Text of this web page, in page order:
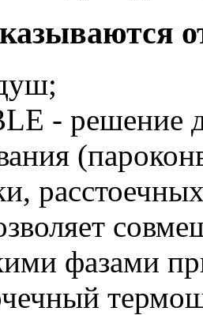
- решение
фазами